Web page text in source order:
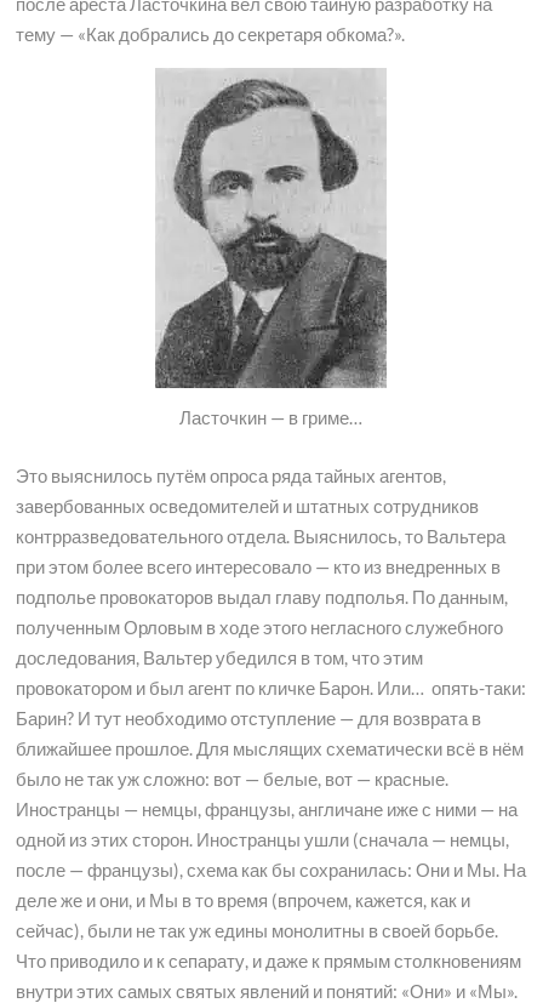
тему — «Как добрались до секретаря обкома?».
Ласточкин — в гриме…
Это выяснилось путём опроса ряда тайных агентов,
завербованных осведомителей и штатных сотрудников
контрразведовательного отдела. Выяснилось, то Вальтера
при этом более всего интересовало — кто из внедренных в
подполье провокаторов выдал главу подполья. По данным,
полученным Орловым в ходе этого негласного служебного
доследования, Вальтер убедился в том, что этим
провокатором и был агент по кличке Барон. Или… опять-таки:
Барин? И тут необходимо отступление — для возврата в
ближайшее прошлое. Для мыслящих схематически всё в нём
было не так уж сложно: вот — белые, вот — красные.
Иностранцы — немцы, французы, англичане иже с ними — на
одной из этих сторон. Иностранцы ушли (сначала — немцы,
после — французы), схема как бы сохранилась: Они и Мы. На
деле же и они, и Мы в то время (впрочем, кажется, как и
сейчас), были не так уж едины монолитны в своей борьбе.
Что приводило и к сепарату, и даже к прямым столкновениям
внутри этих самых святых явлений и понятий: «Они» и «Мы».